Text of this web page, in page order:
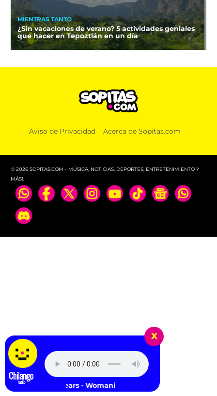
MIENTRAS TANTO
¿Sin vacaciones de verano? 5 actividades geniales
que hacer en Tepoztlán en un día
Aviso de Privacidad Acerca de Sopitas.com
© 2026 SOPITAS.COM - MÚSICA, NOTICIAS, DEPORTES, ENTRETENIMIENTO Y
MÁS!.
x
Britney Spears - Womanizer